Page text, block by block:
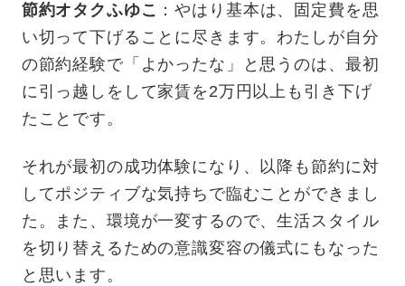
節約オタクふゆこ ：やはり基本は、固定費を思
い切って下げることに尽きます。わたしが自分
の節約経験で「よかったな」と思うのは、最初
に引っ越しをして家賃を2万円以上も引き下げ
たことです。
それが最初の成功体験になり、以降も節約に対
してポジティブな気持ちで臨むことができまし
た。また、環境が一変するので、生活スタイル
を切り替えるための意識変容の儀式にもなった
と思います。